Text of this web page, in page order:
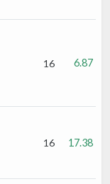
16 6.87
16 17.38